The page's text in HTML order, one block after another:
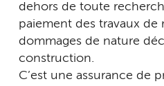
dehors de toute
paiement des travaux de
dommages de nature
construction.
C’est une assurance de